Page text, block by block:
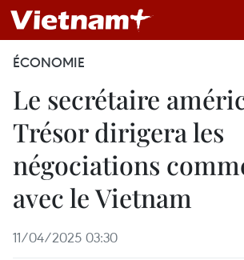
ÉCONOMIE
Le secrétaire
Trésor dirigera les
négociations
avec le Vietnam
11/04/2025 03:30